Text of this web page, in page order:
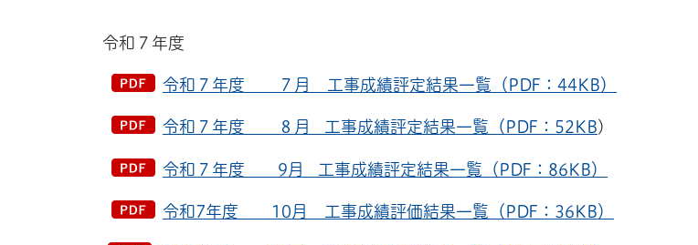
令和７年度
令和７年度 ７月 工事成績評定結果一覧（PDF：44KB）
令和７年度 ８月 工事成績評定結果一覧（PDF：52KB)
令和７年度 9月 工事成績評定結果一覧（PDF：86KB）
令和7年度 10月 工事成績評価結果一覧（PDF：36KB）